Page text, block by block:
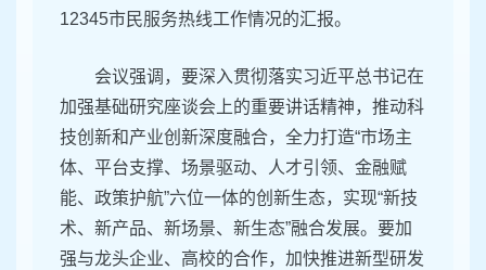
12345市民服务热线工作情况的汇报。
会议强调，要深入贯彻落实习近平总书记在
加强基础研究座谈会上的重要讲话精神，推动科
技创新和产业创新深度融合，全力打造“市场主
体、平台支撑、场景驱动、人才引领、金融赋
能、政策护航”六位一体的创新生态，实现“新技
术、新产品、新场景、新生态”融合发展。要加
强与龙头企业、高校的合作，加快推进新型研发